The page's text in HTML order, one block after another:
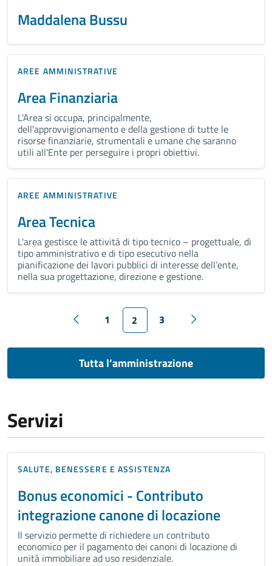
Maddalena Bussu
AREE AMMINISTRATIVE
Area Finanziaria
L'Area si occupa, principalmente,
dell'approvvigionamento e della gestione di tutte le
risorse finanziarie, strumentali e umane che saranno
utili all'Ente per perseguire i propri obiettivi.
AREE AMMINISTRATIVE
Area Tecnica
L'area gestisce le attività di tipo tecnico – progettuale, di
tipo amministrativo e di tipo esecutivo nella
pianificazione dei lavori pubblici di interesse dell’ente,
nella sua progettazione, direzione e gestione.
1 2 3
Tutta l’amministrazione
Servizi
SALUTE, BENESSERE E ASSISTENZA
Bonus economici - Contributo
integrazione canone di locazione
Il servizio permette di richiedere un contributo
economico per il pagamento dei canoni di locazione di
unità immobiliare ad uso residenziale.